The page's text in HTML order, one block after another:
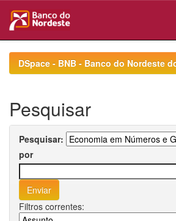
navigationDSpace - BNB - Banco do Nordeste
Pesquisar
Pesquisar:
por
Filtros correntes: